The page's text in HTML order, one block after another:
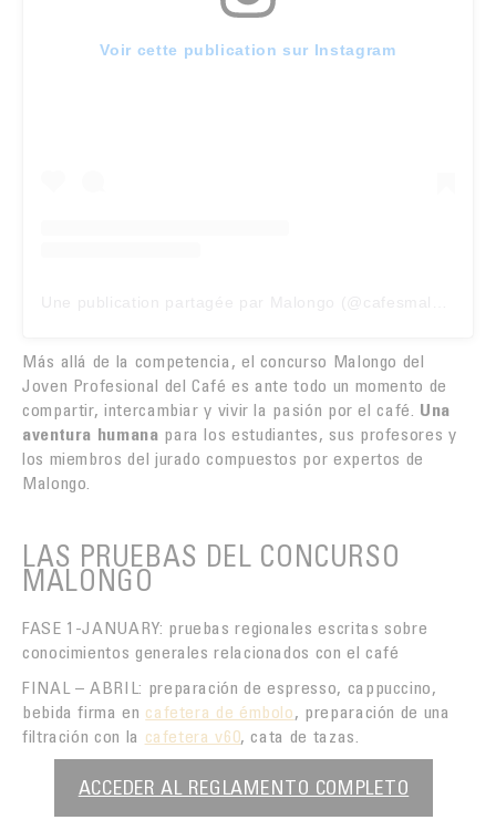
Voir cette publication sur Instagram
Más allá de la competencia, el concurso Malongo del
Joven Profesional del Café es ante todo un momento de
compartir, intercambiar y vivir la pasión por el café. Una
aventura humana para los estudiantes, sus profesores y
los miembros del jurado compuestos por expertos de
Malongo.
LAS PRUEBAS DEL CONCURSO
MALONGO
FASE 1-JANUARY: pruebas regionales escritas sobre
conocimientos generales relacionados con el café
FINAL – ABRIL: preparación de espresso, cappuccino,
bebida firma en cafetera de émbolo, preparación de una
filtración con la cafetera v60, cata de tazas.
ACCEDER AL REGLAMENTO COMPLETO